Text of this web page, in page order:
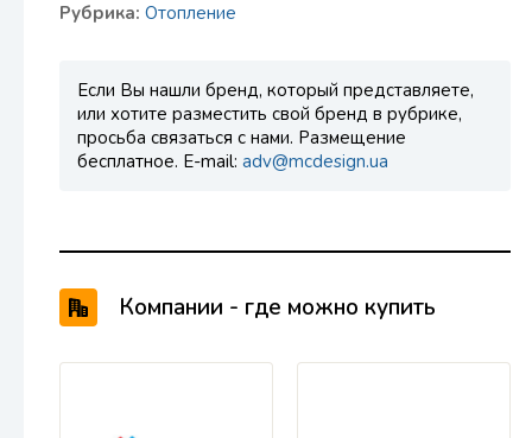
Рубрика: Отопление
Если Вы нашли бренд, который представляете,
или хотите разместить свой бренд в рубрике,
просьба связаться с нами. Размещение
бесплатное. E-mail: adv@mcdesign.ua
Компании - где можно купить